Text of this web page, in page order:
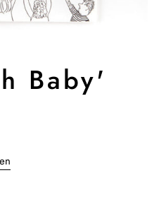
Baby'